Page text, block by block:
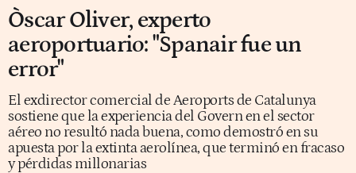
Òscar Oliver, experto
aeroportuario: "Spanair fue un
error"
El exdirector comercial de Aeroports de Catalunya
sostiene que la experiencia del Govern en el sector
aéreo no resultó nada buena, como demostró en su
apuesta por la extinta aerolínea, que terminó en fracaso
y pérdidas millonarias